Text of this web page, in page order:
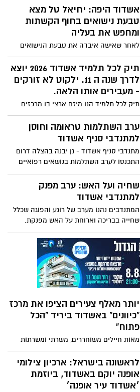
אשדוד היפה: יחיאל טל מצא
טבעת נישואים בחוף הקשתות
ומחפש את בעליה
לאחר שאישה איבדה את טבעת הנישואים
שלה בחוף הקשתות באשדוד, יחיאל טל
הצליח למצוא אותה וכעת פונה לציבור
בתקווה לאתר את בני הזוג ולהשיב להם את
האבדה עדכון: זמן קצר לאחר הפרסום
תיק לכל תלמיד אשדוד 2026 יוצא
לדרך שנה ה 11. ילקוט לא זורקים
- מעבירים אותו הלאה.
תיק לכל תלמיד הנו מיזם ארצי בו מרכזים
ילקוטים (גם תיקי גן וגם ציוד). יוזמה הנותנת
מענה גם למטרות חברתיות וגם סביבתיות.
ערב השתלמות טראומה וחוסן
למתנדבי סניף אשדוד
מתנדבי סניף אשדוד - גן יבנה בהצלה דרום
התכנסו לערב השתלמות בנושאים רפואיים
ובנושא חוסן המתנדבים
שחיה ועל האש: ערב מפנק
למתנדבי אשדוד
המתנדבים נהנו מערב של רוגע והפוגה שכלל
שחייה בבריכה וארוחת על האש מפנקת.
האירוע בא להוקיר את פעילותם המסורה של
המתנדבים לאורך כל השנה.
יותר מאלף צעירים הציפו את מרכז
“כיוונים” באשדוד ביריד “הכל
פתוח”
מאות חיילים משוחררים, משרתי ומשרתות
מילואים, סטודנטים וצעירים הגיעו אמש
(חמישי) לאירוע הענק שכלל כ-100 דוכנים,
ייעוץ אישי, הזדמנויות תעסוקה ולימודים,
מיצוי זכויות והופעה של תמיר בר. המשנה
לראשונה בישראל: ארכיון צילומי
אופנה יוקם באשדוד, ביוזמת
׳אשדוד עיר אופנה׳